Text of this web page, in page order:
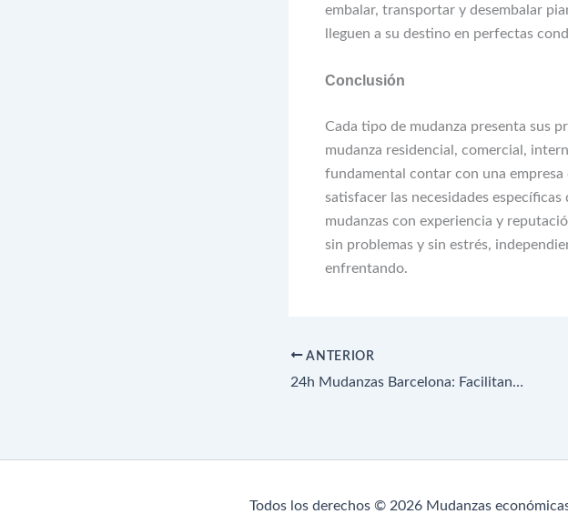
embalar, transportar y desembalar
lleguen a su destino en perfectas
Conclusión
Cada tipo de mudanza presenta sus
mudanza residencial, comercial,
fundamental contar con una
satisfacer las necesidades
mudanzas con experiencia y
sin problemas y sin estrés,
enfrentando.
ANTERIOR
24h Mudanzas Barcelona: Facilitando transiciones sin estrés
Todos los derechos © 2026 Mudanzas